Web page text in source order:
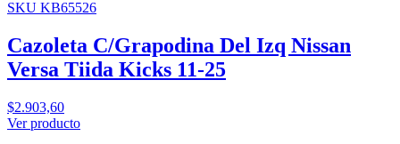
SKU KB65526
Cazoleta C/Grapodina Del Izq Nissan
Versa Tiida Kicks 11-25
$2.903,60
Ver producto